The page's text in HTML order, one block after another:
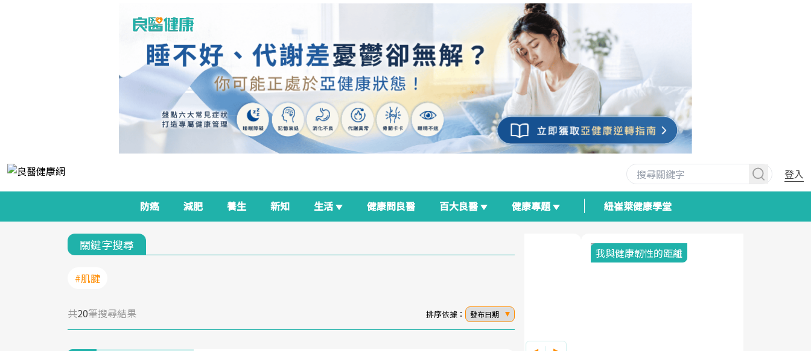
登入
防癌 減肥 養生 新知 生活 健康問良醫 百大良醫 健康專題 紐崔萊健康學堂
關鍵字搜尋
#肌腱
共20筆搜尋結果 排序依據： 發布日期
良醫生活祭 我與健康韌性的距離